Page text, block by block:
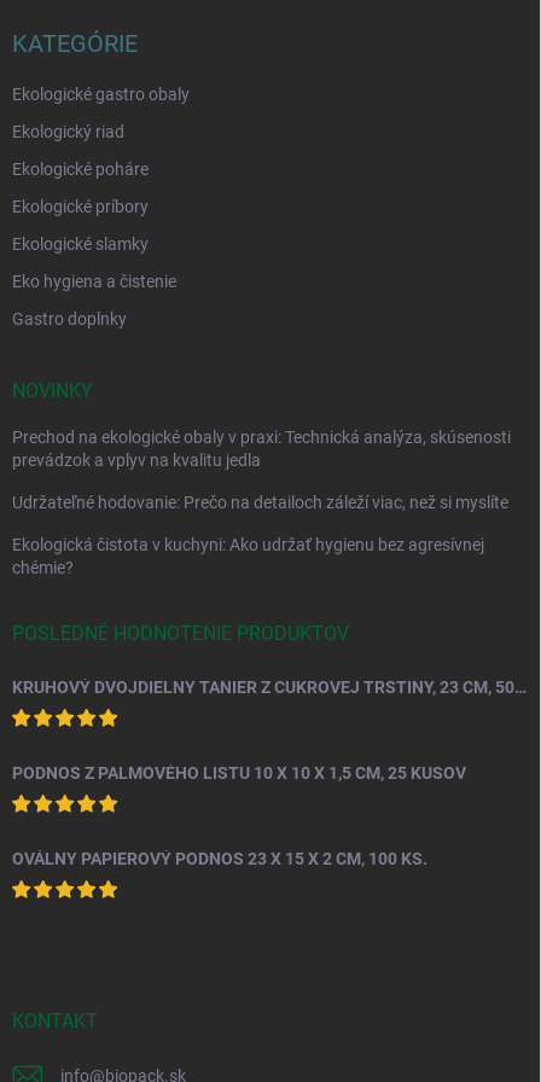
KATEGÓRIE
Ekologické gastro obaly
Ekologický riad
Ekologické poháre
Ekologické príbory
Ekologické slamky
Eko hygiena a čistenie
Gastro doplnky
NOVINKY
Prechod na ekologické obaly v praxi: Technická analýza, skúsenosti
prevádzok a vplyv na kvalitu jedla
Udržateľné hodovanie: Prečo na detailoch záleží viac, než si myslíte
Ekologická čistota v kuchyni: Ako udržať hygienu bez agresívnej
chémie?
POSLEDNÉ HODNOTENIE PRODUKTOV
KRUHOVÝ DVOJDIELNY TANIER Z CUKROVEJ TRSTINY, 23 CM, 50 KS.
PODNOS Z PALMOVÉHO LISTU 10 X 10 X 1,5 CM, 25 KUSOV
OVÁLNY PAPIEROVÝ PODNOS 23 X 15 X 2 CM, 100 KS.
KONTAKT
info@biopack.sk